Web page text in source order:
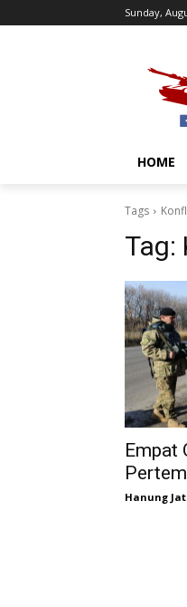
Sunday,
HOME
Tags
Tag:
Empat
Hanung